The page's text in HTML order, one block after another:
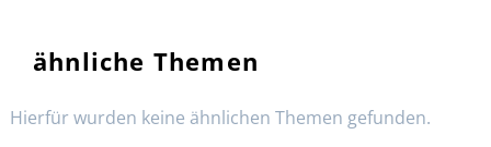
ähnliche Themen
Hierfür wurden keine ähnlichen Themen gefunden.